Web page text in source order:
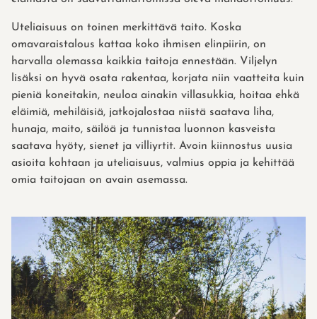
Uteliaisuus on toinen merkittävä taito. Koska
omavaraistalous kattaa koko ihmisen elinpiirin, on
harvalla olemassa kaikkia taitoja ennestään. Viljelyn
lisäksi on hyvä osata rakentaa, korjata niin vaatteita kuin
pieniä koneitakin, neuloa ainakin villasukkia, hoitaa ehkä
eläimiä, mehiläisiä, jatkojalostaa niistä saatava liha,
hunaja, maito, säilöä ja tunnistaa luonnon kasveista
saatava hyöty, sienet ja villiyrtit. Avoin kiinnostus uusia
asioita kohtaan ja uteliaisuus, valmius oppia ja kehittää
omia taitojaan on avain asemassa.